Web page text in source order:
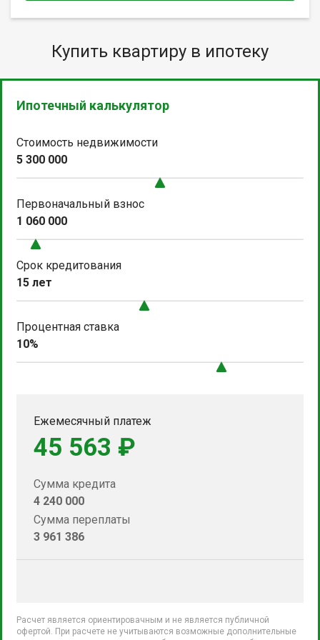
Купить квартиру в ипотеку
Ипотечный калькулятор
Стоимость недвижимости
5 300 000
Первоначальный взнос
1 060 000
Срок кредитования
15 лет
Процентная ставка
10%
Ежемесячный платеж
45 563 ₽
Сумма кредита
4 240 000
Сумма переплаты
3 961 386
Расчет является ориентировачным и не является публичной
офертой. При расчете не учитываются возможные дополнительные